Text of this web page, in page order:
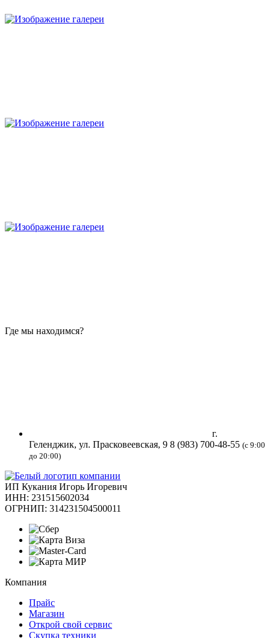
Где мы находимся?
г.
Геленджик, ул. Прасковеевская, 9 8 (983) 700-48-55 (с 9:00
до 20:00)
ИП Кукания Игорь Игоревич
ИНН: 231515602034
ОГРНИП: 314231504500011
Компания
Прайс
Магазин
Открой свой сервис
Скупка техники